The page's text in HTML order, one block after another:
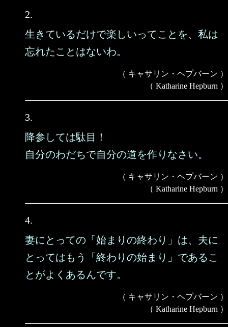
2.
生きているだけで楽しいってことを、私は
忘れたことはないわ。
（ キャサリン・ヘプバーン ）
（ Katharine Hepburn ）
3.
降参しては駄目！
自分のわだちで自分の道を作りなさい。
（ キャサリン・ヘプバーン ）
（ Katharine Hepburn ）
4.
妻にとっての「始まりの終わり」は、夫に
とってはもう「終わりの始まり」であるこ
とがよくあるんです。
（ キャサリン・ヘプバーン ）
（ Katharine Hepburn ）